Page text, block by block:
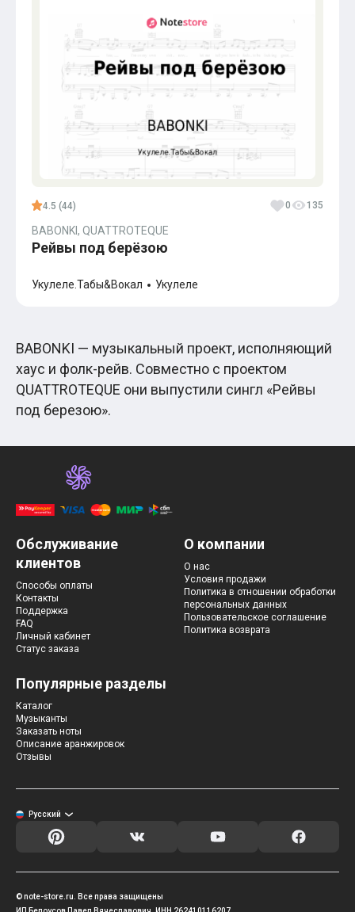
4.5 (44) 0 135
BABONKI, QUATTROTEQUE
Рейвы под берёзою
Укулеле.Табы&Вокал Укулеле
BABONKI — музыкальный проект, исполняющий
хаус и фолк-рейв. Совместно с проектом
QUATTROTEQUE они выпустили сингл «Рейвы
под березою».
Обслуживание
клиентов
Способы оплаты
Контакты
Поддержка
FAQ
Личный кабинет
Статус заказа
Популярные разделы
Каталог
Музыканты
Заказать ноты
Описание аранжировок
Отзывы
О компании
О нас
Условия продажи
Политика в отношении обработки
персональных данных
Пользовательское соглашение
Политика возврата
Русский
© note-store.ru. Все права защищены